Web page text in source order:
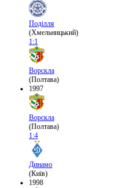
Поділля
(Хмельницький)
1:1
Ворскла
(Полтава)
1997
Ворскла
(Полтава)
1:4
Динамо
(Київ)
1998